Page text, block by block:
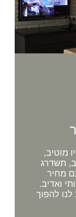
מוטיב,
תשדרג
מחיר
ואדיב.
להפוך